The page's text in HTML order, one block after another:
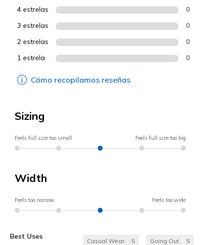
4 estrelas 0
3 estrelas 0
2 estrelas 0
1 estrela 0
Cómo recopilamos reseñas
Sizing
Feels full size too small Feels full size too big
Width
Feels too narrow Feels too wide
Best Uses
Casual Wear 5 Going Out 5